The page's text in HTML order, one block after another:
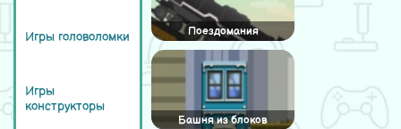
Игры головоломки
Игры
конструкторы
Поездомания
Башня из блоков